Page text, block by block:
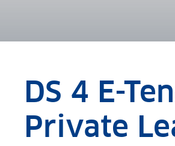
DS 4 E-
Private